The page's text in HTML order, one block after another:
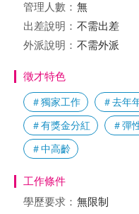
管理人數： 無
出差說明： 不需出差
外派說明： 不需外派
徵才特色
＃獨家工作 ＃去年
＃有獎金分紅 ＃彈
＃中高齡
工作條件
學歷要求： 無限制